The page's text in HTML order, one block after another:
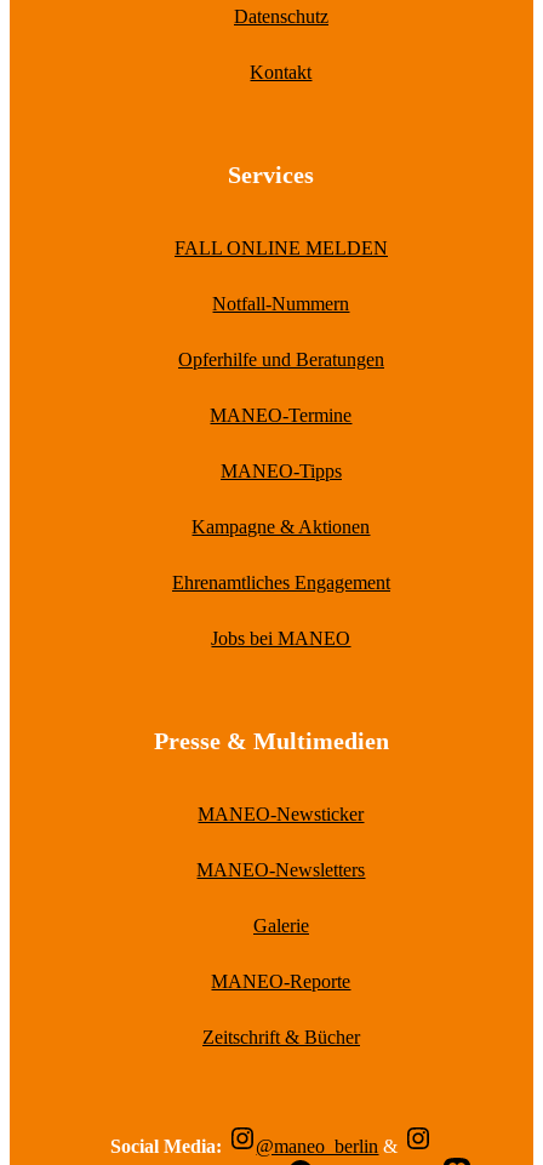
Datenschutz
Kontakt
Services
FALL ONLINE MELDEN
Notfall-Nummern
Opferhilfe und Beratungen
MANEO-Termine
MANEO-Tipps
Kampagne & Aktionen
Ehrenamtliches Engagement
Jobs bei MANEO
Presse & Multimedien
MANEO-Newsticker
MANEO-Newsletters
Galerie
MANEO-Reporte
Zeitschrift & Bücher
Social Media: @maneo_berlin &